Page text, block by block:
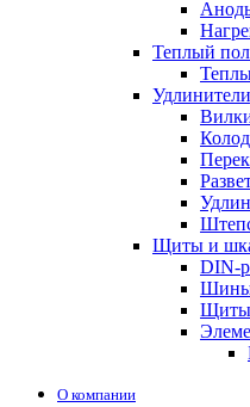
Теплый пол
Щиты и
DIN-
Щиты
О компании